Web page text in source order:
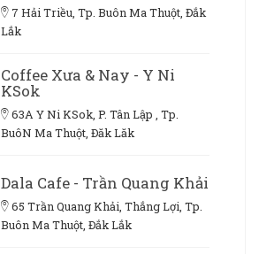
7 Hải Triều, Tp. Buôn Ma Thuột, Đắk
Lắk
Coffee Xưa & Nay - Y Ni
KSok
63A Y Ni KSok, P. Tân Lập , Tp.
BuôN Ma Thuột, Đăk Lăk
Dala Cafe - Trần Quang Khải
65 Trần Quang Khải, Thắng Lợi, Tp.
Buôn Ma Thuột, Đắk Lắk